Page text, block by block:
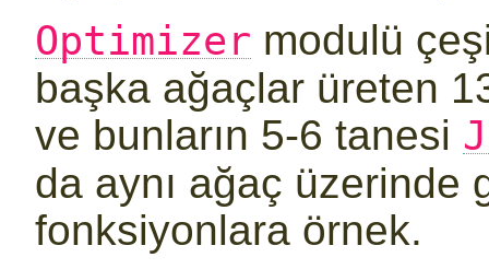
Optimizer modulü
başka ağaçlar üreten
ve bunların 5-6 tanesi
da aynı ağaç üzerinde
fonksiyonlara örnek.